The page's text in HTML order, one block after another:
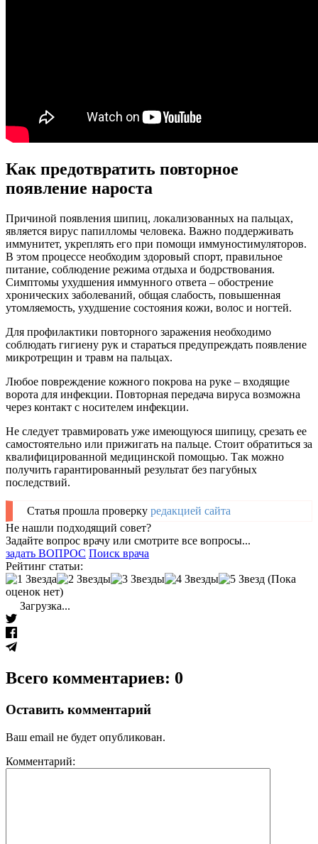
Как предотвратить повторное
появление нароста
Причиной появления шипиц, локализованных на пальцах,
является вирус папилломы человека. Важно поддерживать
иммунитет, укреплять его при помощи иммуностимуляторов.
В этом процессе необходим здоровый спорт, правильное
питание, соблюдение режима отдыха и бодрствования.
Симптомы ухудшения иммунного ответа – обострение
хронических заболеваний, общая слабость, повышенная
утомляемость, ухудшение состояния кожи, волос и ногтей.
Для профилактики повторного заражения необходимо
соблюдать гигиену рук и стараться предупреждать появление
микротрещин и травм на пальцах.
Любое повреждение кожного покрова на руке – входящие
ворота для инфекции. Повторная передача вируса возможна
через контакт с носителем инфекции.
Не следует травмировать уже имеющуюся шипицу, срезать ее
самостоятельно или прижигать на пальце. Стоит обратиться за
квалифицированной медицинской помощью. Так можно
получить гарантированный результат без пагубных
последствий.
Статья прошла проверку редакцией сайта
Не нашли подходящий совет?
Задайте вопрос врачу или смотрите все вопросы...
задать ВОПРОС Поиск врача
Рейтинг статьи:
(Пока
оценок нет)
Загрузка...
Всего комментариев: 0
Оставить комментарий
Ваш email не будет опубликован.
Комментарий: